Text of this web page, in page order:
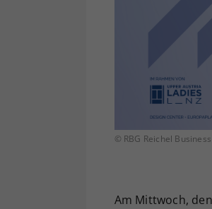
© RBG Reichel
Am Mittwoch,